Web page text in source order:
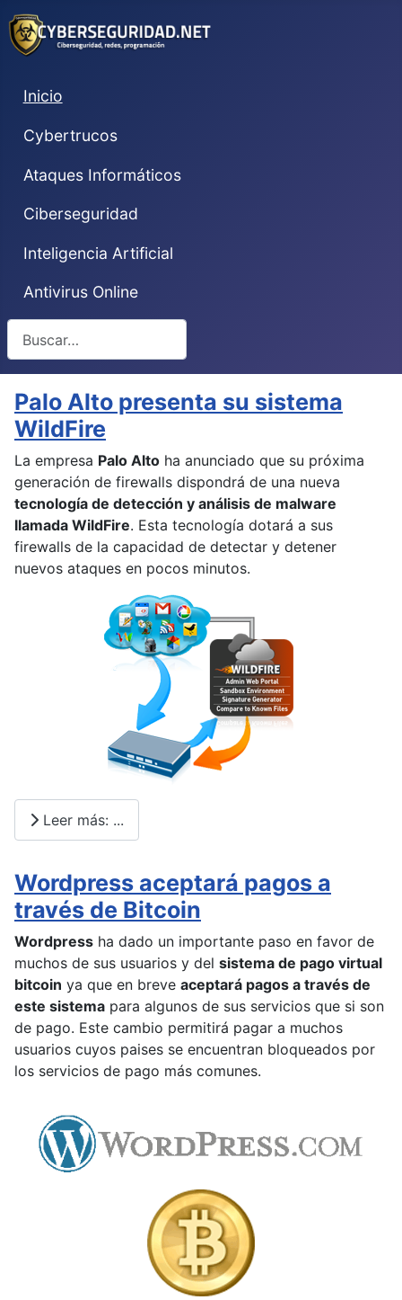
Inicio
Cybertrucos
Ataques Informáticos
Ciberseguridad
Inteligencia Artificial
Antivirus Online
Palo Alto presenta su sistema
WildFire
La empresa Palo Alto ha anunciado que su próxima
generación de firewalls dispondrá de una nueva
tecnología de detección y análisis de malware
llamada WildFire. Esta tecnología dotará a sus
firewalls de la capacidad de detectar y detener
nuevos ataques en pocos minutos.
Leer más: ...
Wordpress aceptará pagos a
través de Bitcoin
Wordpress ha dado un importante paso en favor de
muchos de sus usuarios y del sistema de pago virtual
bitcoin ya que en breve aceptará pagos a través de
este sistema para algunos de sus servicios que si son
de pago. Este cambio permitirá pagar a muchos
usuarios cuyos paises se encuentran bloqueados por
los servicios de pago más comunes.